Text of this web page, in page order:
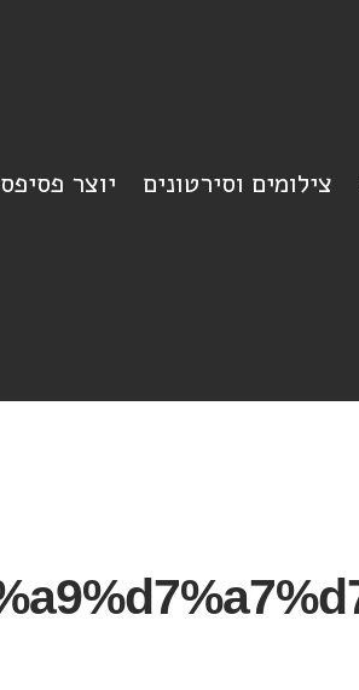
צילומים וסירטונים יוצר פסיפס